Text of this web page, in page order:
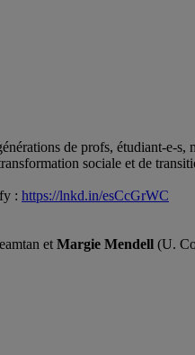
de profs, étudiant-e-
sociale et de
: https://lnkd.in/esCcGrWC
et Margie Mendell (U.